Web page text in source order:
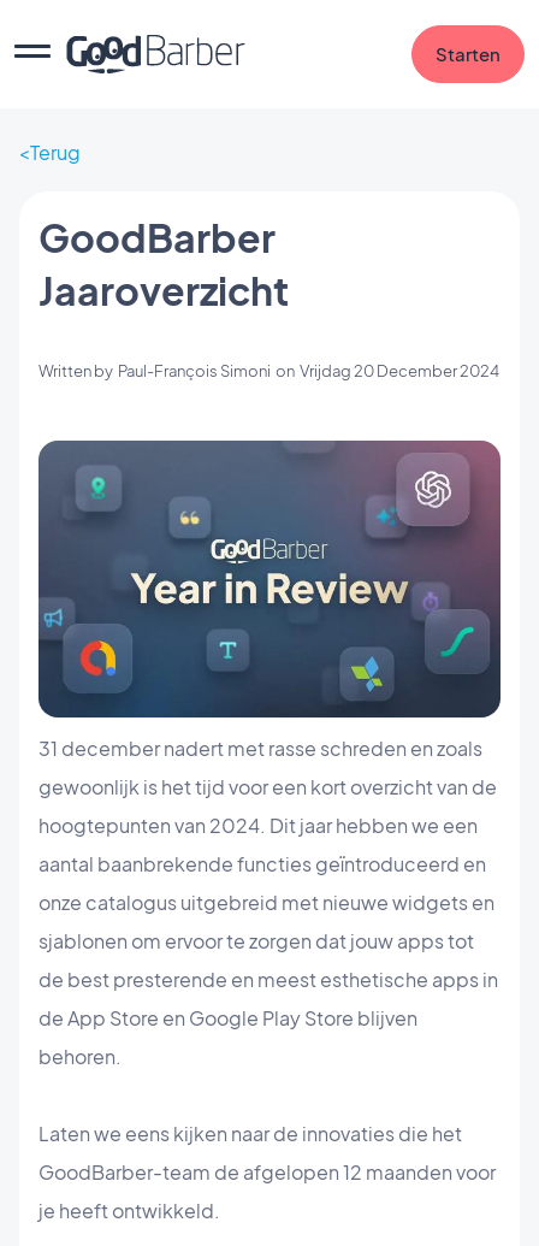
Starten
Terug
GoodBarber
Jaaroverzicht
Written by Paul-François Simoni on Vrijdag 20 December 2024
31 december nadert met rasse schreden en zoals
gewoonlijk is het tijd voor een kort overzicht van de
hoogtepunten van 2024. Dit jaar hebben we een
aantal baanbrekende functies geïntroduceerd en
onze catalogus uitgebreid met nieuwe widgets en
sjablonen om ervoor te zorgen dat jouw apps tot
de best presterende en meest esthetische apps in
de App Store en Google Play Store blijven
behoren.
Laten we eens kijken naar de innovaties die het
GoodBarber-team de afgelopen 12 maanden voor
je heeft ontwikkeld.